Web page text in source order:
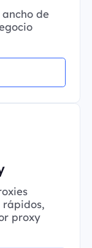
de
rápidos,
proxy